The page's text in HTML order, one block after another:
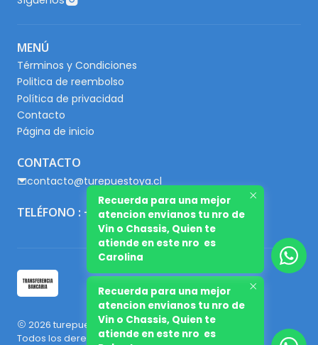
MENÚ
Términos y Condiciones
Politica de reembolso
Política de privacidad
Contacto
Página de inicio
CONTACTO
contacto@turepuestoya.cl
TELÉFONO : +56 9 65667345
2026 turepuestoya.cl.
Todos los derechos reservados.Desarrollado por
Recuerda para una mejor
atencion envianos tu nro de
Vin o Chassis, Quien te
atiende en este nro es
Recuerda para una mejor
atencion envianos tu nro de
Vin o Chassis, Quien te
atiende en este nro es
Carolina